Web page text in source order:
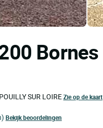
Bornes
POUILLY SUR LOIREZie op de kaart
Bekijk beoordelingen